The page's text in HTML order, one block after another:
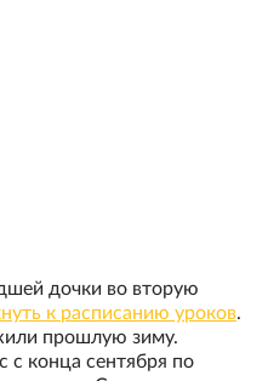
дочки во вторую
к расписанию уроков.
прошлую зиму.
с конца сентября по